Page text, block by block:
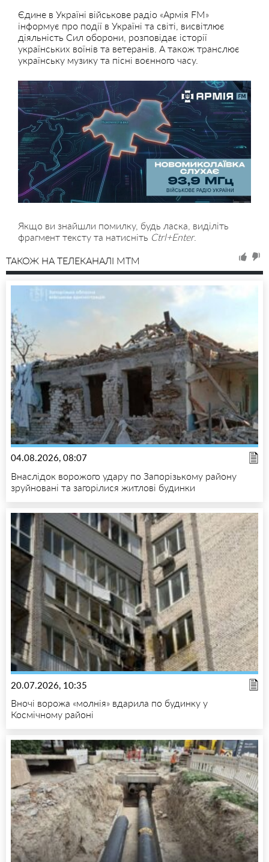
Єдине в Україні військове радіо «Армія FM»
інформує про події в Україні та світі, висвітлює
діяльність Сил оборони, розповідає історії
українських воїнів та ветеранів. А також транслює
українську музику та пісні воєнного часу.
Якщо ви знайшли помилку, будь ласка, виділіть
фрагмент тексту та натисніть Ctrl+Enter.
ТАКОЖ НА ТЕЛЕКАНАЛІ MTM
04.08.2026, 08:07
Внаслідок ворожого удару по Запорізькому району
зруйновані та загорілися житлові будинки
20.07.2026, 10:35
Вночі ворожа «молнія» вдарила по будинку у
Космічному районі